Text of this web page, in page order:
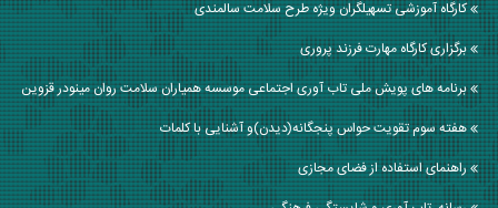
کارگاه آموزشی تسهیلگران ویژه طرح سلامت سالمندی
برگزاری کارگاه مهارت فرزند پروری
برنامه های پویش ملی تاب آوری اجتماعی موسسه همیاران سلامت روان مینودر قزوین
هفته سوم تقویت حواس پنجگانه(دیدن)و آشنایی با کلمات
راهنمای استفاده از فضای مجازی